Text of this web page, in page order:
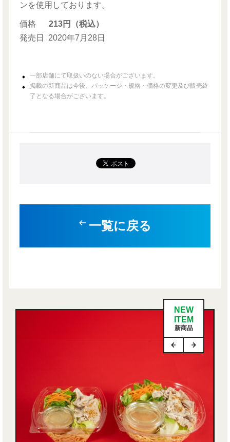
ンを使用しております。
価格
213円（税込）
発売日
2020年7月28日
一部店舗にて取扱いのない場合がございます。
掲載の新商品は今後、パッケージ・規格・価格の変更及び販売終
了となる場合がございます。
一覧に戻る
NEW
ITEM
新商品